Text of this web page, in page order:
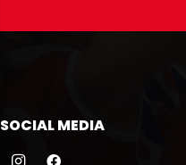
SOCIAL MEDIA